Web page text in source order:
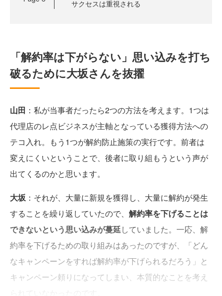
サクセスは重視される
「解約率は下がらない」思い込みを打ち
破るために大坂さんを抜擢
山田 ：私が当事者だったら2つの方法を考えます。1つは
代理店のレ点ビジネスが主軸となっている獲得方法への
テコ入れ。もう1つが解約防止施策の実行です。前者は
変えにくいということで、後者に取り組もうという声が
出てくるのかと思います。
大坂 ：それが、大量に新規を獲得し、大量に解約が発生
することを繰り返していたので、 解約率を下げることは
できないという思い込みが蔓延していました。一応、解
約率を下げるための取り組みはあったのですが、「どん
なキャンペーンをすれば解約率が下げられるだろう」と
キャンペーン頼りになってしまい、本質的なことを考え